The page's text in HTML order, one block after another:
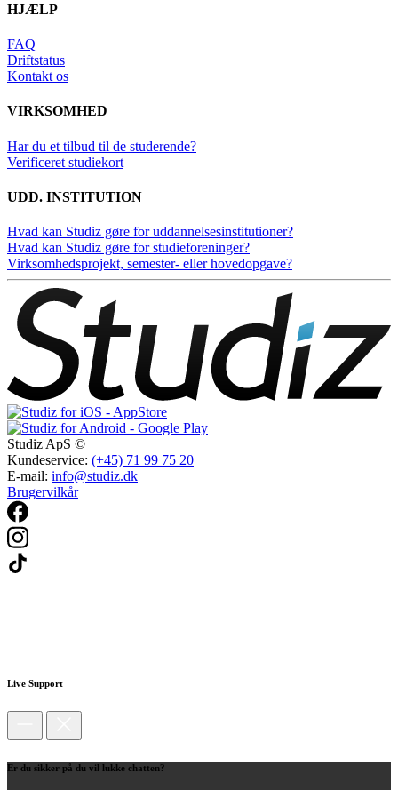
HJÆLP
FAQ
Driftstatus
Kontakt os
VIRKSOMHED
Har du et tilbud til de studerende?
Verificeret studiekort
UDD. INSTITUTION
Hvad kan Studiz gøre for uddannelsesinstitutioner?
Hvad kan Studiz gøre for studieforeninger?
Virksomhedsprojekt, semester- eller hovedopgave?
Studiz ApS ©
Kundeservice: (+45) 71 99 75 20
E-mail: info@studiz.dk
Brugervilkår
Live Support
Er du sikker på du vil lukke chatten?